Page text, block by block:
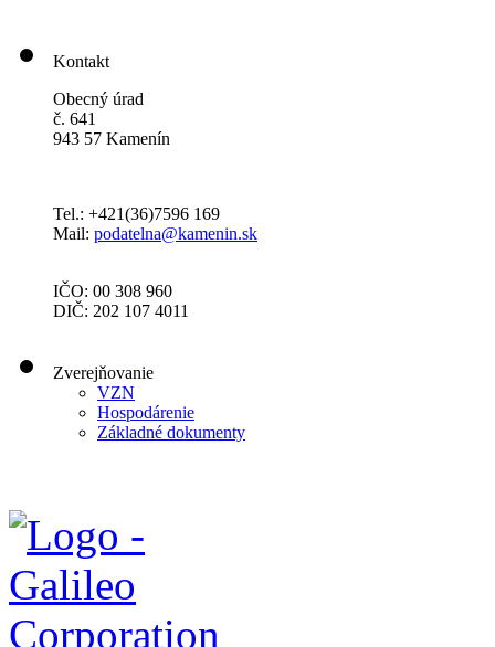
Kontakt
Obecný úrad
č. 641
943 57 Kamenín
Tel.: +421(36)7596 169
Mail: podatelna@kamenin.sk
IČO: 00 308 960
DIČ: 202 107 4011
Zverejňovanie
VZN
Hospodárenie
Základné dokumenty